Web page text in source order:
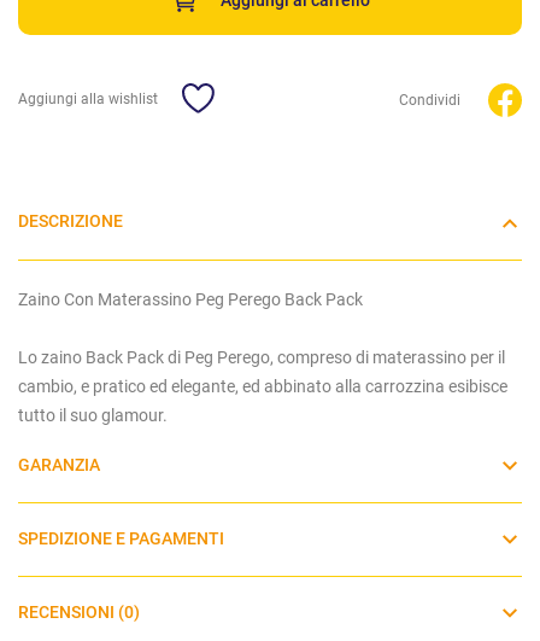
Aggiungi alla wishlist Condividi
DESCRIZIONE
Zaino Con Materassino Peg Perego Back Pack
Lo zaino Back Pack di Peg Perego, compreso di materassino per il
cambio, e pratico ed elegante, ed abbinato alla carrozzina esibisce
tutto il suo glamour.
GARANZIA
SPEDIZIONE E PAGAMENTI
RECENSIONI (0)